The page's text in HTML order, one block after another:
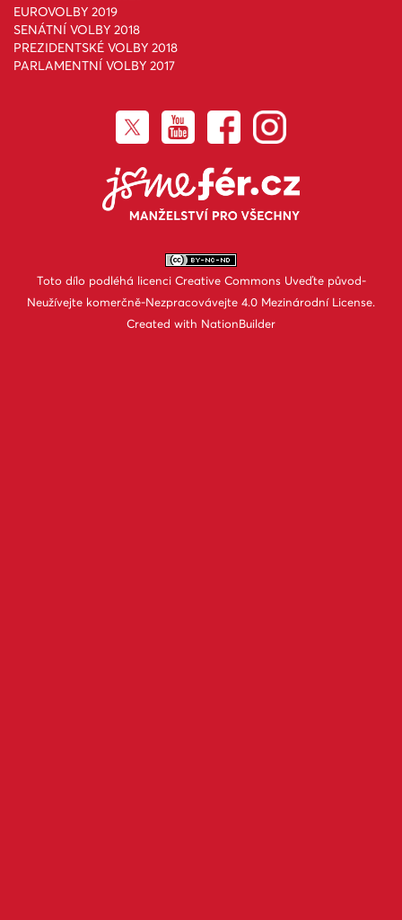
EUROVOLBY 2019
SENÁTNÍ VOLBY 2018
PREZIDENTSKÉ VOLBY 2018
PARLAMENTNÍ VOLBY 2017
Toto dílo podléhá licenci Creative Commons Uveďte původ-
Neužívejte komerčně-Nezpracovávejte 4.0 Mezinárodní License.
Created with NationBuilder